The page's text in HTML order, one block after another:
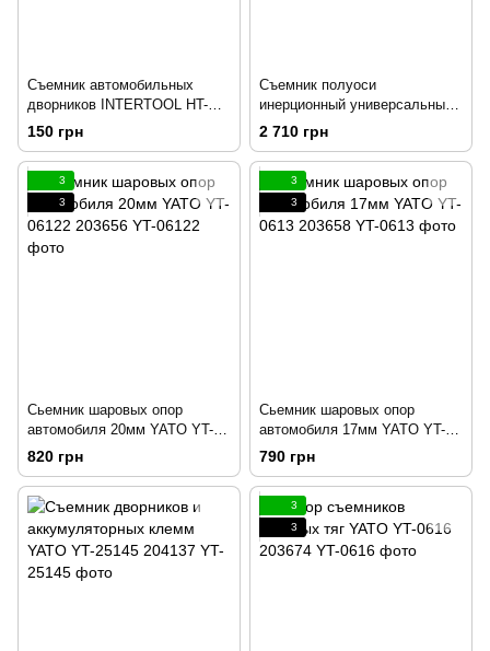
Съемник автомобильных
дворников INTERTOOL HT-
7034 204681
150 грн
Съемник полуоси
инерционный универсальный
TOPTUL JEAI0167 204086
2 710 грн
3
3
Сьемник шаровых опор
автомобиля 20мм YATO YT-
06122 203656
820 грн
3
3
Сьемник шаровых опор
автомобиля 17мм YATO YT-
0613 203658
790 грн
3
3